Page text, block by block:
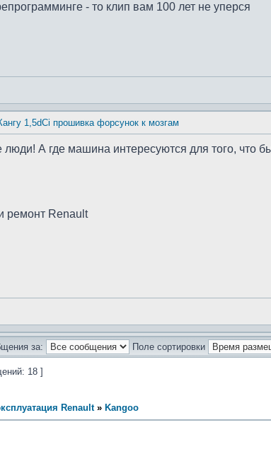
- то клип вам 100 лет не уперся
1,5dCi прошивка форсунок к мозгам
люди! А где машина интересуются для того,
ремонт Renault
за: Поле сортировки
18 ]
Renault» Kangoo